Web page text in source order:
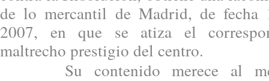
de lo mercantil de Madrid, de fecha
2007, en que se atiza el
maltrecho prestigio del centro.
Su contenido merece al